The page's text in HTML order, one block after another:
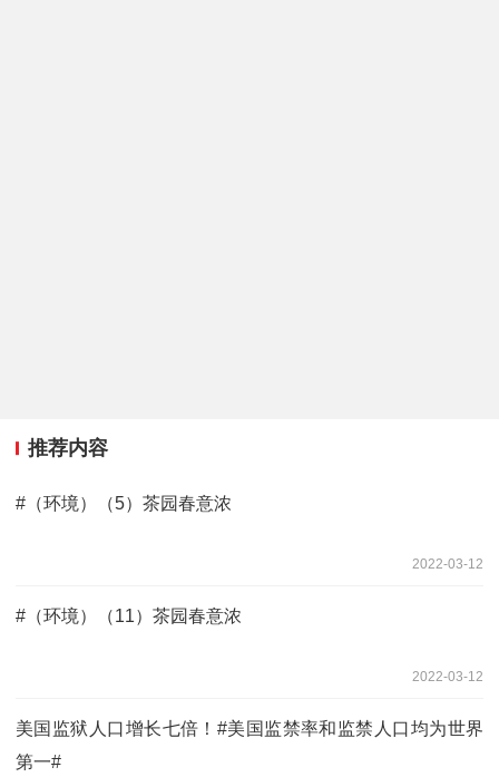
推荐内容
#（环境）（5）茶园春意浓
2022-03-12
#（环境）（11）茶园春意浓
2022-03-12
美国监狱人口增长七倍！#美国监禁率和监禁人口均为世界
第一#